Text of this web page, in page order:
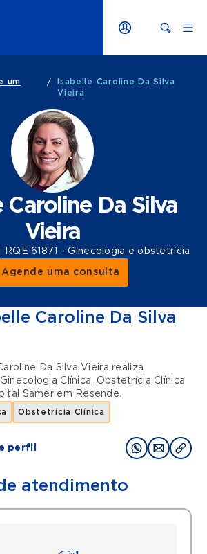
um
/
Isabelle Caroline Da Silva
Vieira
Caroline Da Silva
Vieira
RQE 61871 - Ginecologia e obstetrícia
Agende uma consulta
Caroline Da Silva
Da Silva Vieira realiza
Ginecologia Clínica, Obstetrícia Clínica
Samer em Resende.
Obstetrícia Clínica
perfil
atendimento